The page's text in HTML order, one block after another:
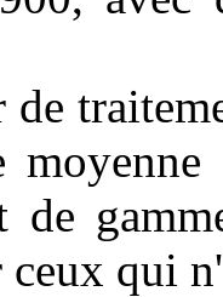
de
de
qui